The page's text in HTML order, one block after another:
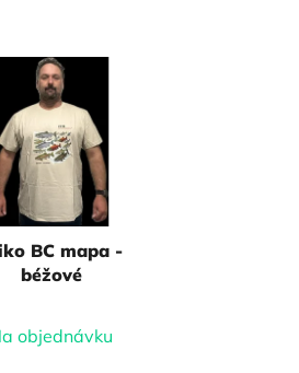
BC mapa -
béžové
objednávku